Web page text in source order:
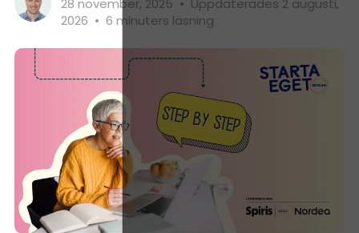
28 november, 2025 • Uppdaterades 2 augusti,
2026 • 6 minuters läsning